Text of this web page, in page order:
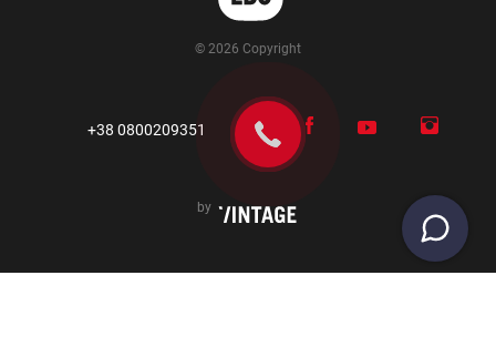
© 2026 Copyright
+38 0800209351
by